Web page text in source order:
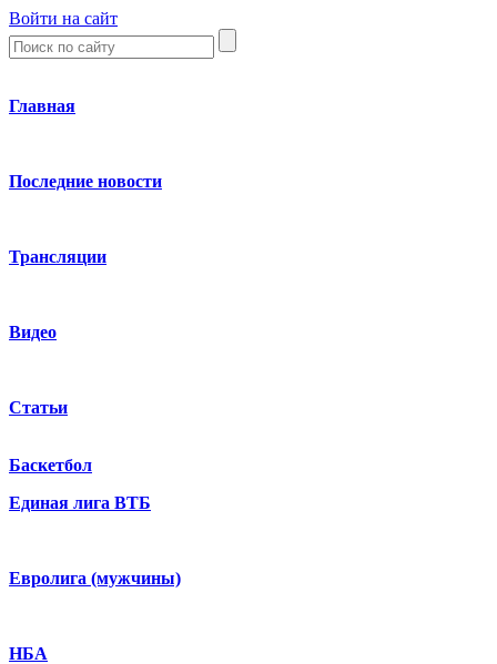
Войти на сайт
Главная
Последние новости
Трансляции
Видео
Статьи
Баскетбол
Единая лига ВТБ
Евролига (мужчины)
НБА